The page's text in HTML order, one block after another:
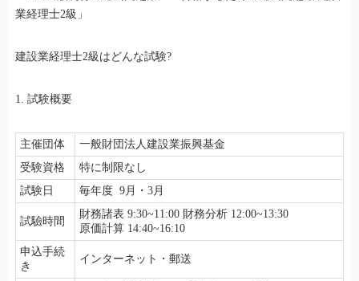
業経理士2級」
建設業経理士2級はどんな試験?
1. 試験概要
主催団体
一般財団法人建設業振興基金
受験資格
特に制限なし
試験日
毎年度 9月・3月
試驗時間
財務諸表 9:30~11:00 財務分析 12:00~13:30
原価計算 14:40~16:10
申込手続
き
インターネット・郵送